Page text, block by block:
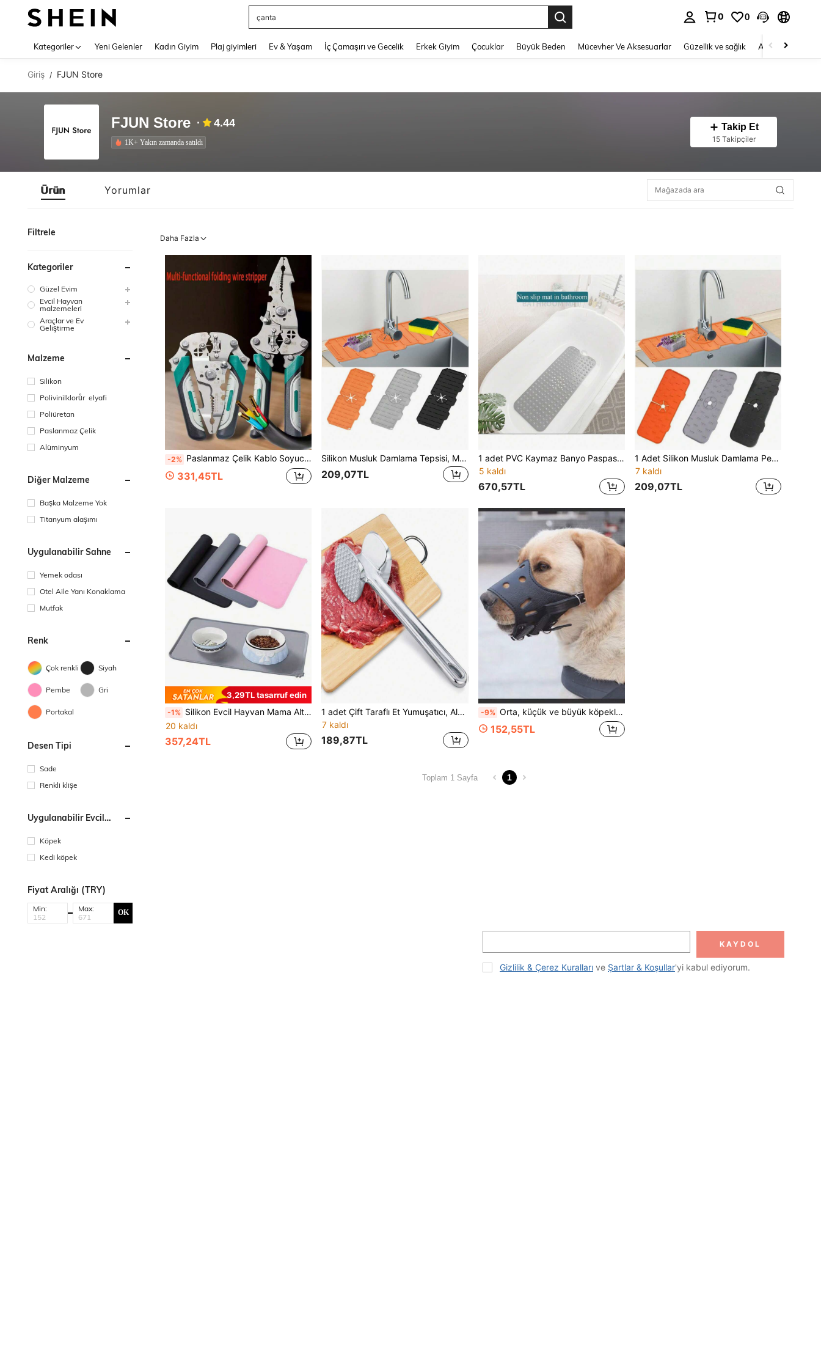
çanta
0 0
Kategoriler Yeni Gelenler Kadın Giyim Plaj giyimleri Ev & Yaşam İç Çamaşırı ve Gecelik Erkek Giyim Çocuklar Büyük Beden Mücevher Ve Aksesuarlar Güzellik ve sağlık Ayakkabı
Giriş / FJUN Store
FJUN Store 4.44
1K+ Yakın zamanda satıldı
Takip Et
15 Takipçiler
Ürün Yorumlar
Filtrele
Kategoriler
Güzel Evim
Evcil Hayvan
malzemeleri
Araçlar ve Ev
Geliştirme
Malzeme
Silikon
Polivinilklorůr elyafi
Poliüretan
Paslanmaz Çelik
Alüminyum
Diğer Malzeme
Başka Malzeme Yok
Titanyum alaşımı
Uygulanabilir Sahne
Yemek odası
Otel Aile Yanı Konaklama
Mutfak
Renk
Çok renkli Siyah
Pembe Gri
Portakal
Desen Tipi
Sade
Renkli klişe
Uygulanabilir Evcil
Köpek
Kedi köpek
Fiyat Aralığı (TRY)
Min: Max: OK
Daha Fazla
-2% Paslanmaz Çelik Kablo Soyucu, Katlanabilir Çok Fonksiyonlu Kablo Soyucu, Elektrikçiler İçin Özel Kablo Soyma, Soyma, Sarma ve Manuel Kablo Soyma Aleti
331,45TL
Silikon Musluk Damlama Tepsisi, Mutfak Lavabosu ve Banyo Tezgahı İçin Kalınlaştırılmış Katlanabilir Sıçrama Koruması, Su Geçirmez Sızdırmaz Lavabo Gider Pedi, Süper Yumuşak
209,07TL
1 adet PVC Kaymaz Banyo Paspası, Vantuzlu, Duş Küveti Banyo Zemin Paspası
5 kaldı
670,57TL
1 Adet Silikon Musluk Damlama Pedi, Kalınlaştırılmış Mutfak ve Banyo Sıçrama Koruyucu Lavabo Matı, Drenaj Pedi, Sızdırmaz Mat
7 kaldı
209,07TL
3,29TL tasarruf edin
-1% Silikon Evcil Hayvan Mama Altlığı, Kedi Köpek Besleme Altlığı, Evcil Hayvan Mama Altlığı, Isı Yalıtımlı Dökülme Önleyici Kaymaz Köpek Mama Kabı Altlığı, Kolay Temizlenebilir Ev/Araba Yemek Altlığı
20 kaldı
357,24TL
1 adet Çift Taraflı Et Yumuşatıcı, Alüminyum Alaşımlı Biftek Dövme Aleti
7 kaldı
189,87TL
-9% Orta, küçük ve büyük köpekler için PU deri köpek ağızlığı, havlamayı ve ısırmayı önler, evcil hayvan malzemeleri.
152,55TL
Toplam 1 Sayfa 1
KAYDOL
Gizlilik & Çerez Kuralları ve Şartlar & Koşullar'yi kabul ediyorum.